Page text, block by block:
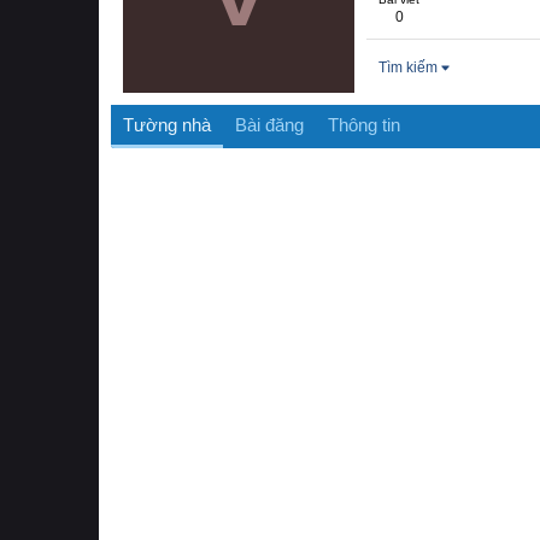
0
Tìm kiếm
Tường nhà Bài đăng Thông tin